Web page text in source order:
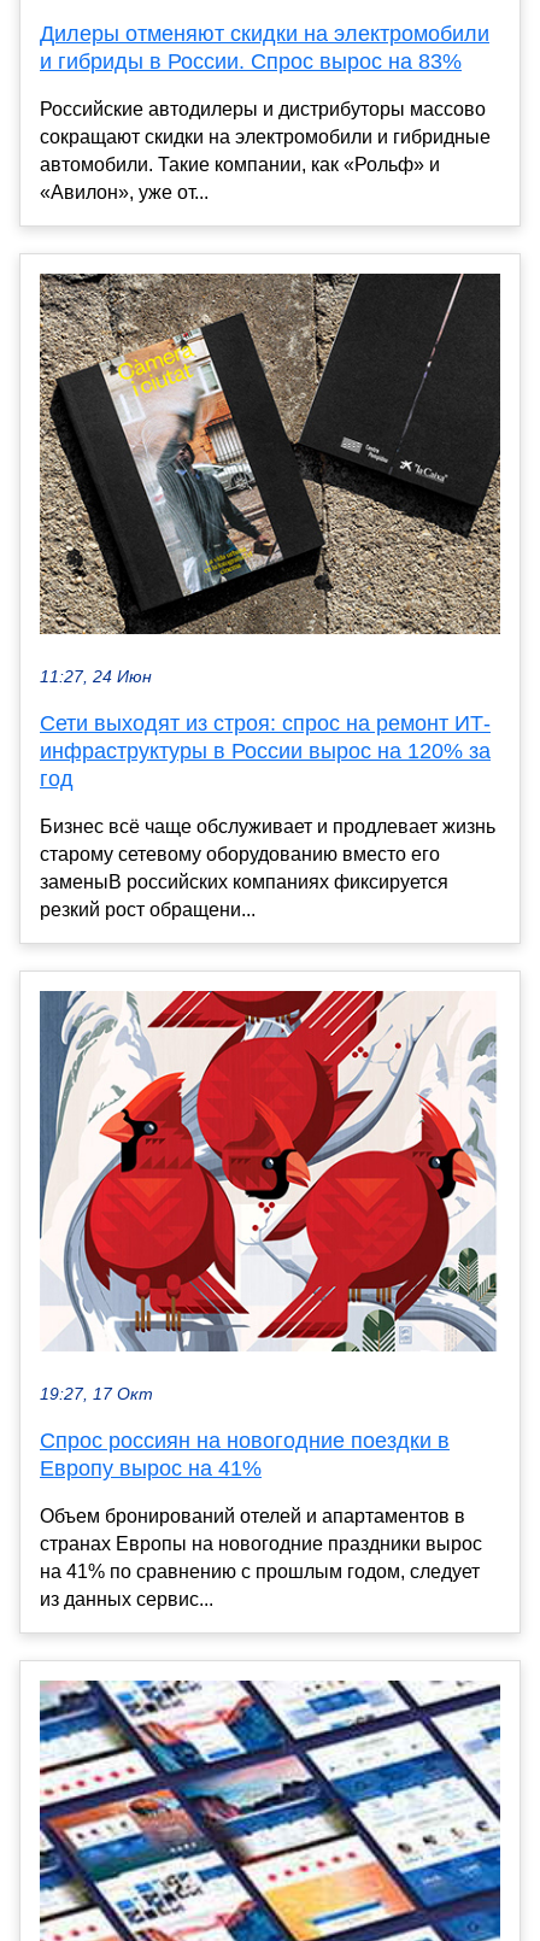
Дилеры отменяют скидки на электромобили
и гибриды в России. Спрос вырос на 83%
Российские автодилеры и дистрибуторы массово
сокращают скидки на электромобили и гибридные
автомобили. Такие компании, как «Рольф» и
«Авилон», уже от...
11:27, 24 Июн
Сети выходят из строя: спрос на ремонт ИТ-
инфраструктуры в России вырос на 120% за
год
Бизнес всё чаще обслуживает и продлевает жизнь
старому сетевому оборудованию вместо его
заменыВ российских компаниях фиксируется
резкий рост обращени...
19:27, 17 Окт
Спрос россиян на новогодние поездки в
Европу вырос на 41%
Объем бронирований отелей и апартаментов в
странах Европы на новогодние праздники вырос
на 41% по сравнению с прошлым годом, следует
из данных сервис...